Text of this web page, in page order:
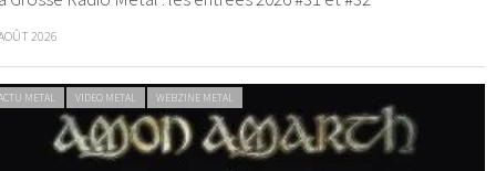
2026
METAL VIDEO METAL WEBZINE METAL